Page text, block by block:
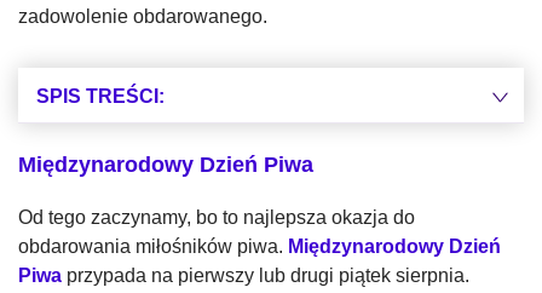
zadowolenie obdarowanego.
SPIS TREŚCI:
Międzynarodowy Dzień Piwa
Od tego zaczynamy, bo to najlepsza okazja do
obdarowania miłośników piwa. Międzynarodowy Dzień
Piwa przypada na pierwszy lub drugi piątek sierpnia.